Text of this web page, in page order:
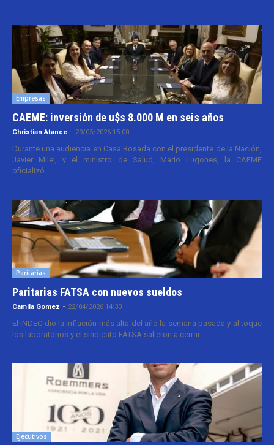
Empresas
CAEME: inversión de u$s 8.000 M en seis años
Christian Atance - 29/05/2026 15:00
Durante una audiencia en Casa Rosada con el presidente de la Nación,
Javier Milei, y el ministro de Salud, Mario Lugones, la CAEME
oficializó...
Paritarias
Paritarias FATSA con nuevos sueldos
Camila Gomez - 22/04/2026 14:30
El INDEC dio la inflación más alta del año la semana pasada y al toque
los laboratorios y el sindicato FATSA salieron a cerrar...
Ejecutivos